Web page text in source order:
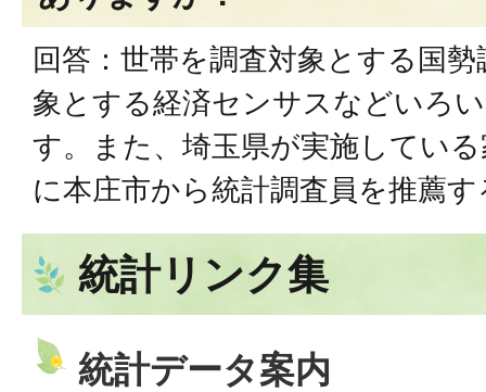
回答：世帯を調査対象とする国
象とする経済センサスなどいろ
す。また、埼玉県が実施してい
に本庄市から統計調査員を推薦
統計リンク集
統計データ案内